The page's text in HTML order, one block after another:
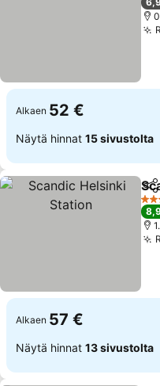
Alkaen 52 €
Näytä hinnat 15 sivustolta
Jaa
4
Alkaen 57 €
Näytä hinnat 13 sivustolta